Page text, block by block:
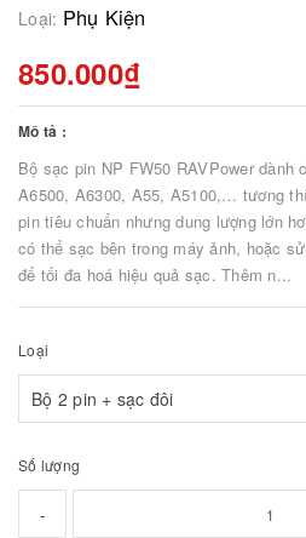
Loại: Phụ Kiện
850.000₫
Mô tả :
Bộ sạc pin NP FW50 RAVPower dành
A6500, A6300, A55, A5100,… tương
pin tiêu chuẩn nhưng dung lượng lớn
có thể sạc bên trong máy ảnh, hoặc
để tối đa hoá hiệu quả sạc. Thêm n...
Loại
Số lượng
-